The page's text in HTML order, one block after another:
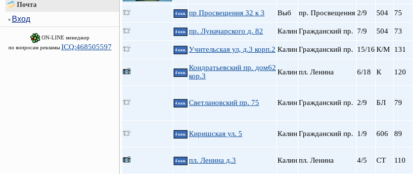
Почта
Вход
ON-LINE менеджер
по вопросам рекламы ICQ:468505597
4 ккв. пр Просвещения 32 к 3 Выб пр. Просвещения 2/9 504 75
4 ккв. пр. Луначарского д. 82 КалинГражданский пр. 7/9 504 73
4 ккв. Учительская ул, д.3 корп.2 КалинГражданский пр. 15/16 К/М 131
4 ккв.
Кондратьевский пр. дом62
кор.3
Калинпл. Ленина 6/18 К 120
4 ккв. Светлановский пр. 75 КалинГражданский пр. 2/9 БЛ 79
4 ккв. Киришская ул. 5 КалинГражданский пр. 1/9 606 89
4 ккв. пл. Ленина д.3 Калинпл. Ленина 4/5 СТ 110